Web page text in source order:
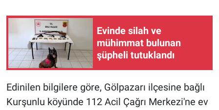
Evinde silah ve
mühimmat bulunan
şüpheli tutuklandı
Edinilen bilgilere göre, Gölpazarı ilçesine bağlı
Kurşunlu köyünde 112 Acil Çağrı Merkezi'ne ev